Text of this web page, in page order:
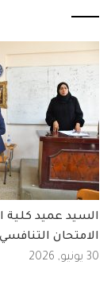
السيد عميد كلية
الامتحان
30 يونيو, 2026